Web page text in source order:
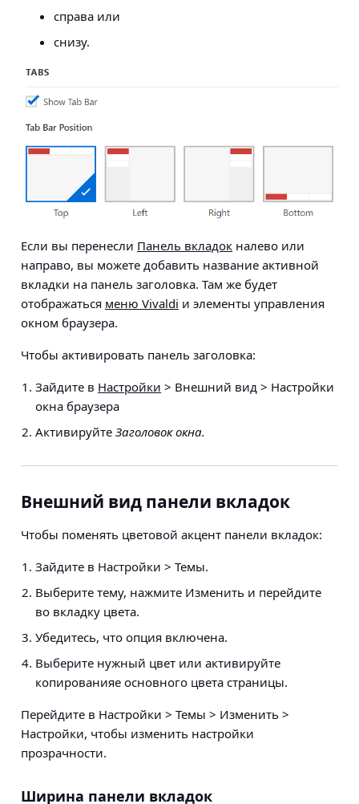
справа или
снизу.
Если вы перенесли Панель вкладок налево или
направо, вы можете добавить название активной
вкладки на панель заголовка. Там же будет
отображаться меню Vivaldi и элементы управления
окном браузера.
Чтобы активировать панель заголовка:
Зайдите в Настройки > Внешний вид > Настройки
окна браузера
Активируйте Заголовок окна.
Внешний вид панели вкладок
Чтобы поменять цветовой акцент панели вкладок:
Зайдите в Настройки > Темы.
Выберите тему, нажмите Изменить и перейдите
во вкладку цвета.
Убедитесь, что опция включена.
Выберите нужный цвет или активируйте
копированияе основного цвета страницы.
Перейдите в Настройки > Темы > Изменить >
Настройки, чтобы изменить настройки
прозрачности.
Ширина панели вкладок